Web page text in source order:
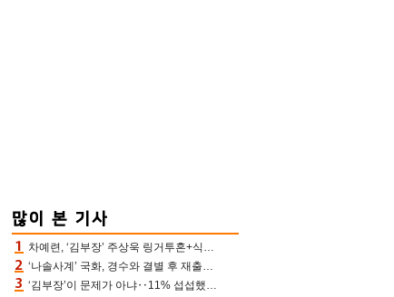
차예련, ‘김부장’ 주상욱 링거투혼+식스팩 비화 “옷 벗는데 아저씨는 안 된다고”(차장금)
‘나솔사계’ 국화, 경수와 결별 후 재출연…첫인상 3표 몰표
‘김부장’이 문제가 아냐‥11% 섭섭했던 ‘재벌X형사2’ 돈·빽 총동원해 컴백 [TV보고서]